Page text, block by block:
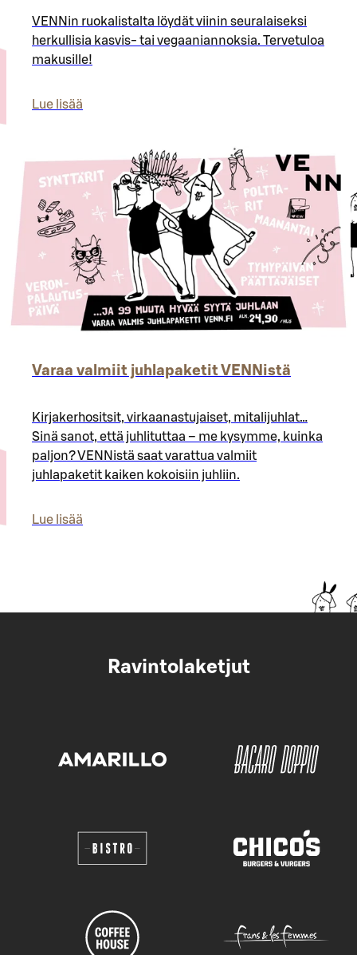
VENNin ruokalistalta löydät viinin seuralaiseksi
herkullisia kasvis- tai vegaaniannoksia. Tervetuloa
makusille!
Lue lisää
Varaa valmiit juhlapaketit VENNistä
Kirjakerhositsit, virkaanastujaiset, mitalijuhlat…
Sinä sanot, että juhlituttaa – me kysymme, kuinka
paljon? VENNistä saat varattua valmiit
juhlapaketit kaiken kokoisiin juhliin.
Lue lisää
Ravintolaketjut